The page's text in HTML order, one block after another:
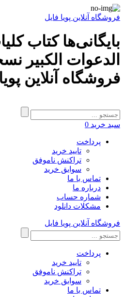
فروشگاه آنلاین پویا فایل
بایگانی‌ها کتاب
الدعوات الکبیر
فروشگاه آنلاین
سبد خرید 0
پرداخت
تایید خرید
تراکنش ناموفق
سوابق خرید
تماس با ما
درباره ما
شماره حساب
مشکلات دانلود
فروشگاه آنلاین پویا فایل
پرداخت
تایید خرید
تراکنش ناموفق
سوابق خرید
تماس با ما